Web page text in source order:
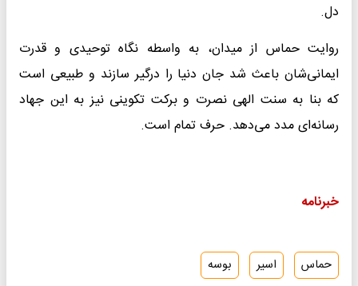
دل.
روایت حماس از میدان، به واسطه نگاه توحیدی و قدرت
ایمانی‌شان باعث شد جان دنیا را درگیر سازند و طبیعی است
که بنا به سنت الهی نصرت و برکت تکوینی نیز به این جهاد
رسانه‌ای مدد می‌دهد. حرف تمام است.
خبرنامه
حماس اسیر بوسه